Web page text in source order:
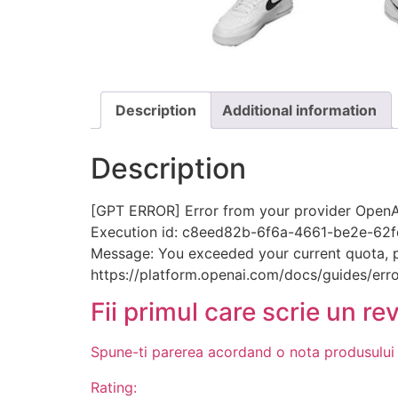
Description Additional information
Description
[GPT ERROR] Error from your provider
Execution id: c8eed82b-6f6a-4661-be2e-
Message: You exceeded your current
https://platform.openai.com/docs/guides/
Fii primul care scrie un
Spune-ti parerea acordand o nota produsului
Rating: